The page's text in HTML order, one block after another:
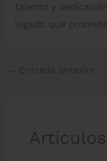
talento y
legado que
← Entrada anterior